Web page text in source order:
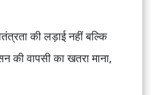
की लड़ाई नहीं बल्कि
की वापसी का खतरा माना,